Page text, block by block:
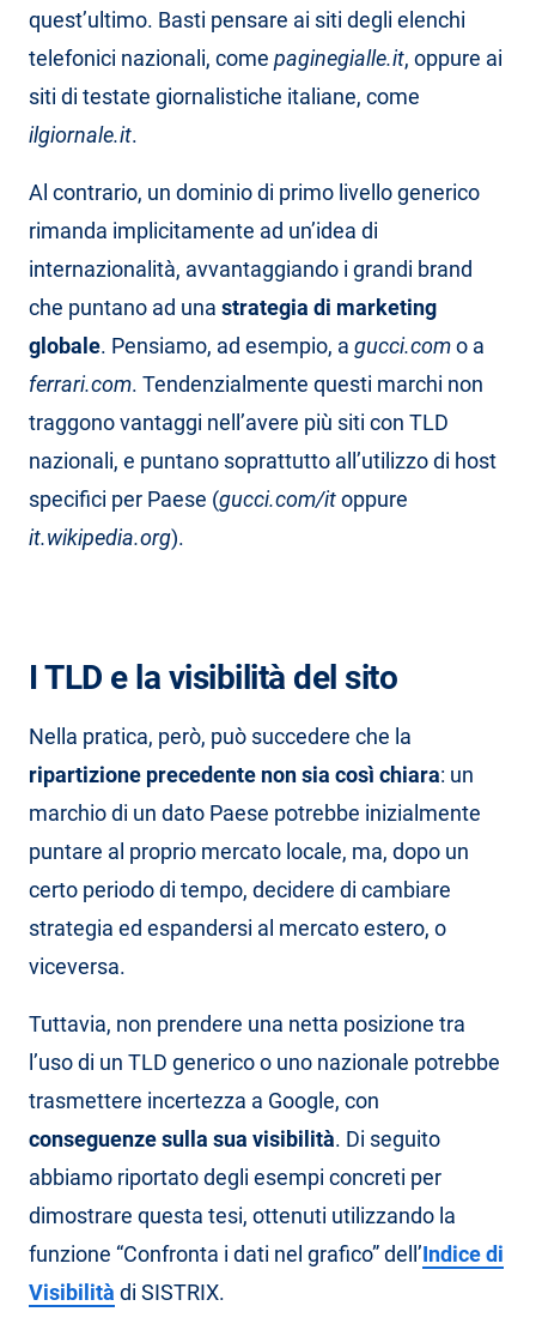
quest’ultimo. Basti pensare ai siti degli elenchi
telefonici nazionali, come paginegialle.it, oppure ai
siti di testate giornalistiche italiane, come
ilgiornale.it.
Al contrario, un dominio di primo livello generico
rimanda implicitamente ad un’idea di
internazionalità, avvantaggiando i grandi brand
che puntano ad una strategia di marketing
globale. Pensiamo, ad esempio, a gucci.como a
ferrari.com. Tendenzialmente questi marchi non
traggono vantaggi nell’avere più siti con TLD
nazionali, e puntano soprattutto all’utilizzo di host
specifici per Paese (gucci.com/itoppure
it.wikipedia.org).
I TLD e la visibilità del sito
Nella pratica, però, può succedere che la
ripartizione precedente non sia così chiara: un
marchio di un dato Paese potrebbe inizialmente
puntare al proprio mercato locale, ma, dopo un
certo periodo di tempo, decidere di cambiare
strategia ed espandersi al mercato estero, o
viceversa.
Tuttavia, non prendere una netta posizione tra
l’uso di un TLD generico o uno nazionale potrebbe
trasmettere incertezza a Google, con
conseguenze sulla sua visibilità. Di seguito
abbiamo riportato degli esempi concreti per
dimostrare questa tesi, ottenuti utilizzando la
funzione “Confronta i dati nel grafico” dell’Indice di
Visibilità di SISTRIX.